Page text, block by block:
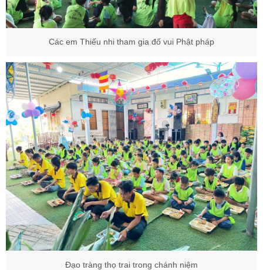
Các em Thiếu nhi tham gia đố vui Phật pháp
Đạo tràng thọ trai trong chánh niệm